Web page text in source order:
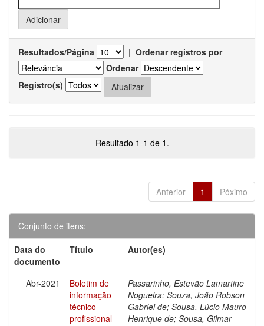
Resultados/Página | Ordenar registros por
Ordenar
Registro(s)
Resultado 1-1 de 1.
Anterior 1 Póximo
Conjunto de itens:
Data do
documento
Título Autor(es)
Abr-2021
Boletim de
informação
técnico-
profissional
Passarinho, Estevão Lamartine
Nogueira; Souza, João Robson
Gabriel de; Sousa, Lúcio Mauro
Henrique de; Sousa, Gilmar